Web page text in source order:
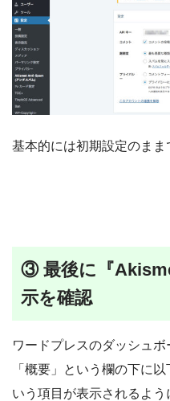
基本的には初期設定のまま
③ 最後に『
示を確認
ワードプレスのダッシュボ
「概要」という欄の下に
いう項目が表示されるよう